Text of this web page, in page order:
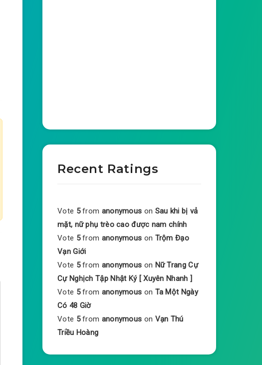
Recent Ratings
Vote 5 from anonymous on Sau khi bị vả
mặt, nữ phụ trèo cao được nam chính
Vote 5 from anonymous on Trộm Đạo
Vạn Giới
Vote 5 from anonymous on Nữ Trang Cự
Cự Nghịch Tập Nhật Ký [ Xuyên Nhanh ]
Vote 5 from anonymous on Ta Một Ngày
Có 48 Giờ
Vote 5 from anonymous on Vạn Thú
Triều Hoàng